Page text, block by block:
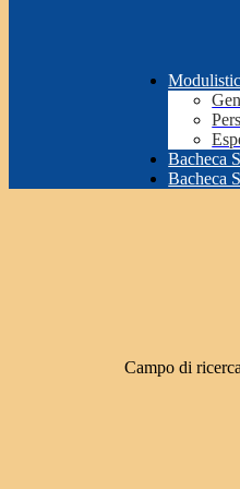
Bacheca
Bacheca
Campo di